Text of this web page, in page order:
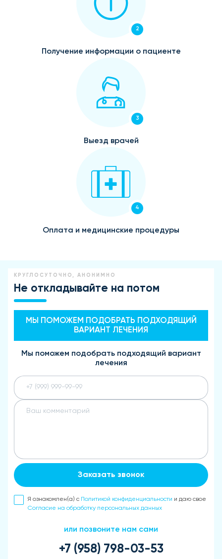
2
Получение информации о пациенте
3
Выезд врачей
4
Оплата и медицинские процедуры
КРУГЛОСУТОЧНО, АНОНИМНО
Не откладывайте на потом
МЫ ПОМОЖЕМ ПОДОБРАТЬ ПОДХОДЯЩИЙ
ВАРИАНТ ЛЕЧЕНИЯ
Мы поможем подобрать подходящий вариант
лечения
Заказать звонок
Я ознакомлен(а) с Политикой конфиденциальности и даю свое
Согласие на обработку персональных данных
или позвоните нам сами
+7 (958) 798-03-53